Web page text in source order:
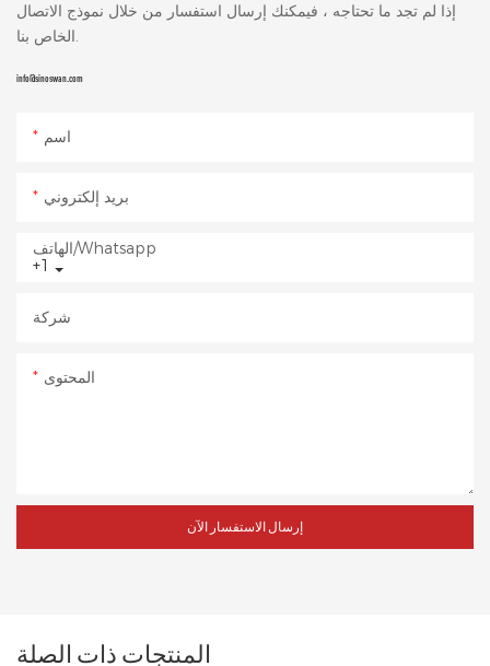
إذا لم تجد ما تحتاجه ، فيمكنك إرسال استفسار من خلال نموذج الاتصال
الخاص بنا.
info@sinoswan.com
اسم
بريد إلكتروني
+1
الهاتف/whatsapp
شركة
المحتوى
إرسال الاستفسار الآن
المنتجات ذات الصلة